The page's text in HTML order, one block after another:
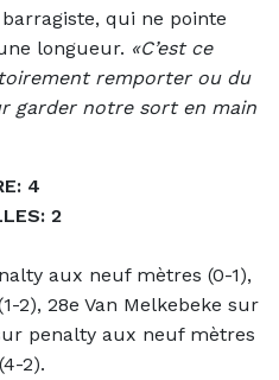
qui ne pointe
longueur. «C’est ce
remporter ou du
garder notre sort en main
4
2
aux neuf mètres (0-1),
2), 28e Van Melkebeke sur
penalty aux neuf mètres
2).